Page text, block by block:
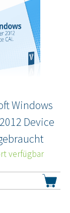
Windows
Device
verfügbar